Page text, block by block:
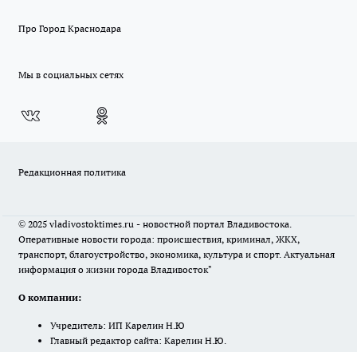
Про Город Краснодара
Мы в социальных сетях
Редакционная политика
© 2025 vladivostoktimes.ru - новостной портал Владивостока.
Оперативные новости города: происшествия, криминал, ЖКХ,
транспорт, благоустройство, экономика, культура и спорт. Актуальная
информация о жизни города Владивосток"
О компании:
Учредитель: ИП Карелин Н.Ю
Главный редактор сайта: Карелин Н.Ю.